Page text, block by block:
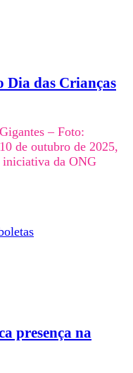
Dia das Crianças
– Foto:
de outubro de 2025,
iniciativa da ONG
presença na